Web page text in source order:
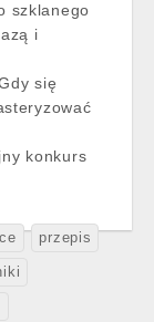
szklanego
i
się
konkurs
przepis